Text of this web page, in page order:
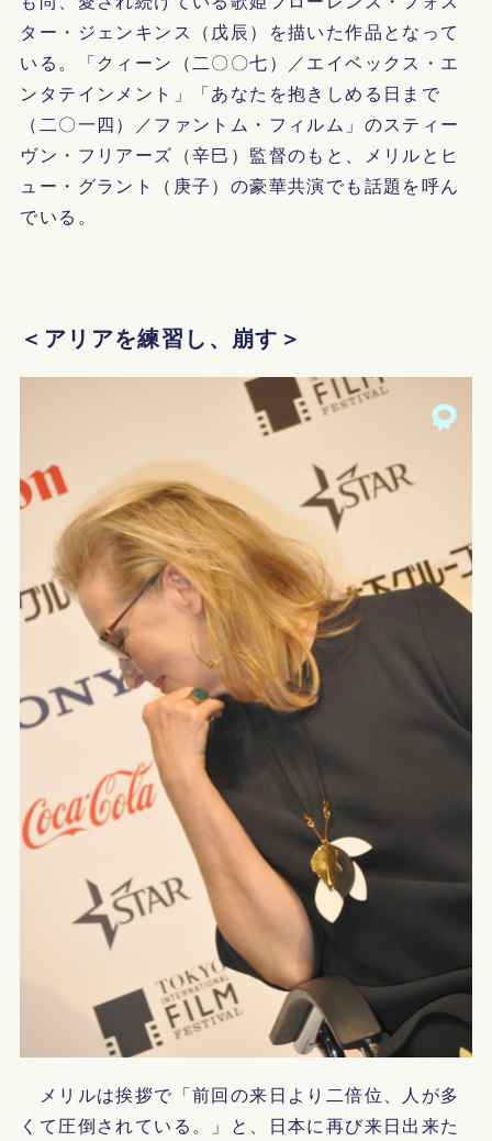
ター・ジェンキンス（戊辰）を描いた作品となって
いる。「クィーン（二〇〇七）／エイベックス・エ
ンタテインメント」「あなたを抱きしめる日まで
（二〇一四）／ファントム・フィルム」のスティー
ヴン・フリアーズ（辛巳）監督のもと、メリルとヒ
ュー・グラント（庚子）の豪華共演でも話題を呼ん
でいる。
＜アリアを練習し、崩す＞
メリルは挨拶で「前回の来日より二倍位、人が多
くて圧倒されている。」と、日本に再び来日出来た